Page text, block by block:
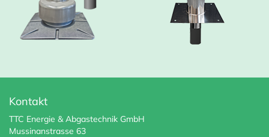
Kontakt
TTC Energie & Abgastechnik GmbH
Mussinanstrasse 63